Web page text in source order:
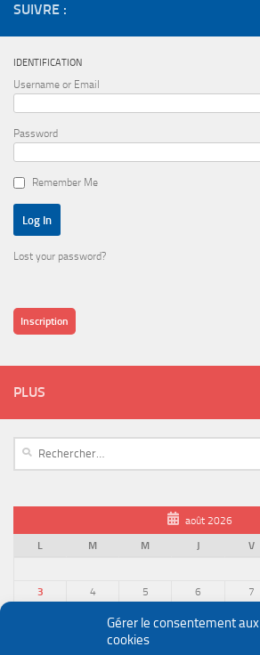
Gérer le consentement aux
cookies
SUIVRE :
IDENTIFICATION
Username or Email
Password
Remember Me
Lost your password?
Inscription
PLUS
août 2026
L
M M J V
3
4 5 6 7
12
19